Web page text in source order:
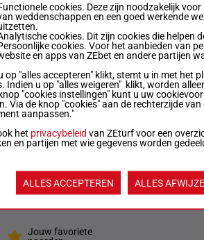
55 kg 6p 8p (25) 6p 6p 2p 3
52.5 kg 5p 1p (25) 8p 7p 9p 4
55 kg 2p (25) 2p 2p 2p 2p 5
55 kg 1p 1p 10p (25) 5p 5p
56 kg 1p 4p 4p (25) 9p 8p 7
Jouw favoriete
cookies. Deze zijn noodzakelijk
weddenschappen en een goed werkende
cookies. Dit zijn cookies die helpen
cookies. Voor het aanbieden van
en apps van ZEbet en andere partijen
op "alles accepteren" klikt, stemt u in met het
Indien u op "alles weigeren" klikt, worden
"cookies instellingen" kunt u uw
Via de knop "cookies" aan de rechterzijde
aanpassen."
het privacybeleid van ZEturf voor een
en partijen met wie gegevens worden
ALLES ACCEPTEREN ALLES